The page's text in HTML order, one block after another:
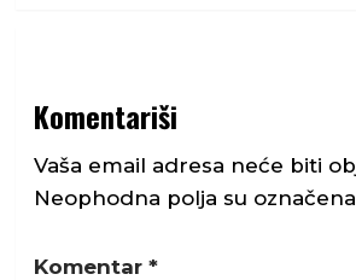
Komentariši
Vaša email adresa neće biti
Neophodna polja su
Komentar *